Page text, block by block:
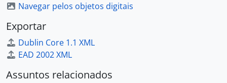
Navegar pelos objetos digitais
Exportar
Dublin Core 1.1 XML
EAD 2002 XML
Assuntos relacionados